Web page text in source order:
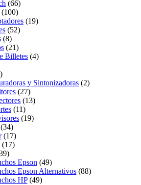
(66)
(100)
(19)
(52)
(8)
(21)
Billetes (4)
y Sintonizadoras (2)
(27)
(13)
(11)
(19)
(34)
(17)
(17)
Epson (49)
Epson Alternativos (88)
HP (49)